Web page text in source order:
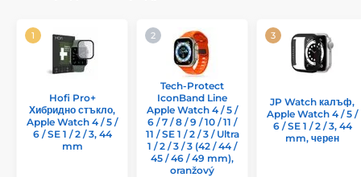
Hofi Pro+
Хибридно стъкло,
Apple Watch 4 / 5 /
6 / SE 1 / 2 / 3, 44
mm
Tech-Protect
IconBand Line
Apple Watch 4 / 5 /
6 / 7 / 8 / 9 / 10 / 11 /
11 / SE 1 / 2 / 3 / Ultra
1 / 2 / 3 / 3 (42 / 44 /
45 / 46 / 49 mm),
oranžový
JP Watch калъф,
Apple Watch 4 / 5 /
6 / SE 1 / 2 / 3, 44
mm, черен